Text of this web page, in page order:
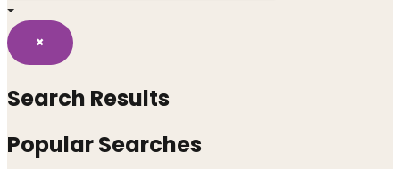
×
Search Results
Popular Searches